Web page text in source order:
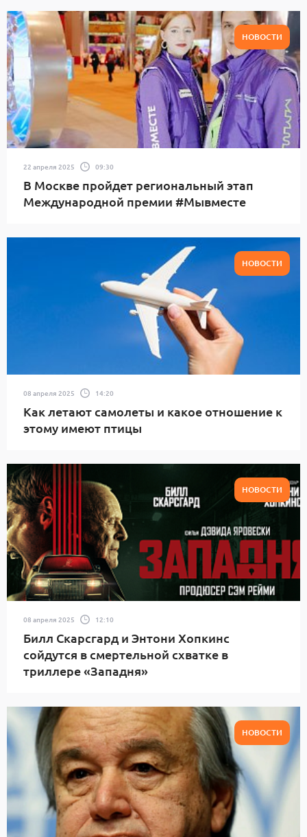
НОВОСТИ
22 апреля 2025 09:30
В Москве пройдет региональный этап
Международной премии #Мывместе
НОВОСТИ
08 апреля 2025 14:20
Как летают самолеты и какое отношение к
этому имеют птицы
НОВОСТИ
08 апреля 2025 12:10
Билл Скарсгард и Энтони Хопкинс
сойдутся в смертельной схватке в
триллере «Западня»
НОВОСТИ